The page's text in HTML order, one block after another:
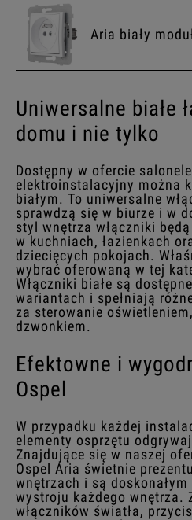
Aria biały
Uniwersalne białe
domu i nie tylko
Dostępny w ofercie
elektroinstalacyjny można
białym. To uniwersalne
sprawdzą się w biurze i w
styl wnętrza włączniki
w kuchniach, łazienkach
dziecięcych pokojach.
wybrać oferowaną w tej
Włączniki białe są
wariantach i spełniają
za sterowanie
dzwonkiem.
Efektowne i
Ospel
W przypadku każdej
elementy osprzętu
Znajdujące się w naszej
Ospel Aria świetnie
wnętrzach i są doskonałym
wystroju każdego wnętrza.
włączników światła,